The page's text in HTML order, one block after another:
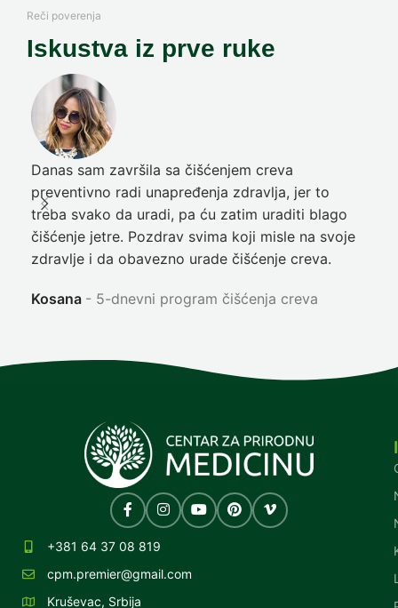
Reči poverenja
Iskustva iz prve ruke
Danas sam završila sa čišćenjem creva
preventivno radi unapređenja zdravlja, jer to
treba svako da uradi, pa ću zatim uraditi blago
čišćenje jetre. Pozdrav svima koji misle na svoje
zdravlje i da obavezno urade čišćenje creva.
Kosana 5-dnevni program čišćenja creva
+381 64 37 08 819
cpm.premier@gmail.com
Kruševac, Srbija